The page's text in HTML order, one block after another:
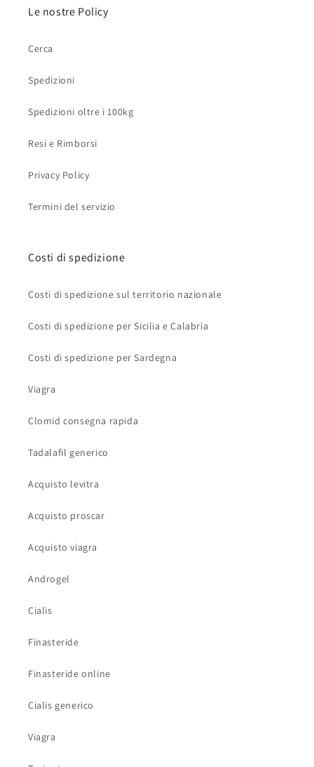
Le nostre Policy
Cerca
Spedizioni
Spedizioni oltre i 100kg
Resi e Rimborsi
Privacy Policy
Termini del servizio
Costi di spedizione
Costi di spedizione sul territorio nazionale
Costi di spedizione per Sicilia e Calabria
Costi di spedizione per Sardegna
Viagra
Clomid consegna rapida
Tadalafil generico
Acquisto levitra
Acquisto proscar
Acquisto viagra
Androgel
Cialis
Finasteride
Finasteride online
Cialis generico
Viagra